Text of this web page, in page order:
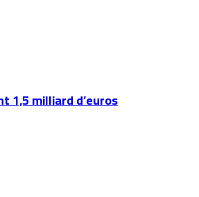
1,5 milliard d’euros